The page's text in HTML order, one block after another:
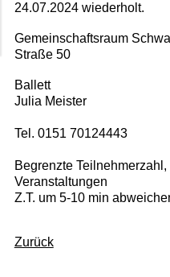
24.07.2024 wiederholt.
Gemeinschaftsraum
Straße 50
Ballett
Julia Meister
Tel. 0151 70124443
Begrenzte
Veranstaltungen
Z.T. um 5-10 min
Zurück